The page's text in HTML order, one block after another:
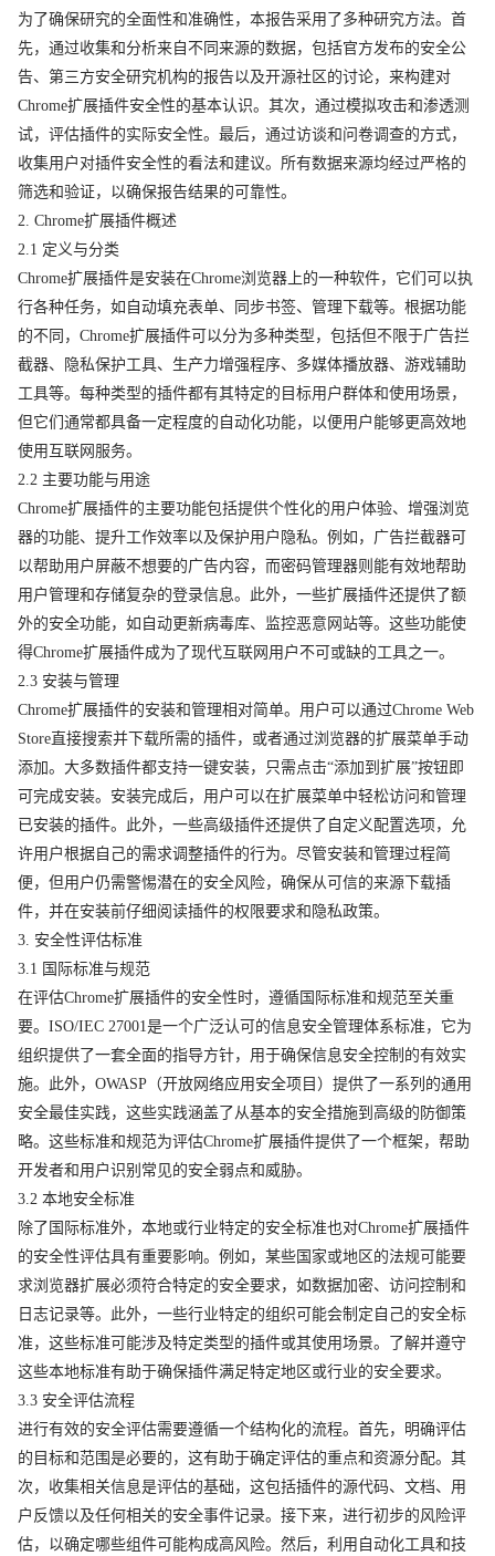
为了确保研究的全面性和准确性，本报告采用了多种研究方法。首
先，通过收集和分析来自不同来源的数据，包括官方发布的安全公
告、第三方安全研究机构的报告以及开源社区的讨论，来构建对
Chrome扩展插件安全性的基本认识。其次，通过模拟攻击和渗透测
试，评估插件的实际安全性。最后，通过访谈和问卷调查的方式，
收集用户对插件安全性的看法和建议。所有数据来源均经过严格的
筛选和验证，以确保报告结果的可靠性。
2. Chrome扩展插件概述
2.1 定义与分类
Chrome扩展插件是安装在Chrome浏览器上的一种软件，它们可以执
行各种任务，如自动填充表单、同步书签、管理下载等。根据功能
的不同，Chrome扩展插件可以分为多种类型，包括但不限于广告拦
截器、隐私保护工具、生产力增强程序、多媒体播放器、游戏辅助
工具等。每种类型的插件都有其特定的目标用户群体和使用场景，
但它们通常都具备一定程度的自动化功能，以便用户能够更高效地
使用互联网服务。
2.2 主要功能与用途
Chrome扩展插件的主要功能包括提供个性化的用户体验、增强浏览
器的功能、提升工作效率以及保护用户隐私。例如，广告拦截器可
以帮助用户屏蔽不想要的广告内容，而密码管理器则能有效地帮助
用户管理和存储复杂的登录信息。此外，一些扩展插件还提供了额
外的安全功能，如自动更新病毒库、监控恶意网站等。这些功能使
得Chrome扩展插件成为了现代互联网用户不可或缺的工具之一。
2.3 安装与管理
Chrome扩展插件的安装和管理相对简单。用户可以通过Chrome Web
Store直接搜索并下载所需的插件，或者通过浏览器的扩展菜单手动
添加。大多数插件都支持一键安装，只需点击“添加到扩展”按钮即
可完成安装。安装完成后，用户可以在扩展菜单中轻松访问和管理
已安装的插件。此外，一些高级插件还提供了自定义配置选项，允
许用户根据自己的需求调整插件的行为。尽管安装和管理过程简
便，但用户仍需警惕潜在的安全风险，确保从可信的来源下载插
件，并在安装前仔细阅读插件的权限要求和隐私政策。
3. 安全性评估标准
3.1 国际标准与规范
在评估Chrome扩展插件的安全性时，遵循国际标准和规范至关重
要。ISO/IEC 27001是一个广泛认可的信息安全管理体系标准，它为
组织提供了一套全面的指导方针，用于确保信息安全控制的有效实
施。此外，OWASP（开放网络应用安全项目）提供了一系列的通用
安全最佳实践，这些实践涵盖了从基本的安全措施到高级的防御策
略。这些标准和规范为评估Chrome扩展插件提供了一个框架，帮助
开发者和用户识别常见的安全弱点和威胁。
3.2 本地安全标准
除了国际标准外，本地或行业特定的安全标准也对Chrome扩展插件
的安全性评估具有重要影响。例如，某些国家或地区的法规可能要
求浏览器扩展必须符合特定的安全要求，如数据加密、访问控制和
日志记录等。此外，一些行业特定的组织可能会制定自己的安全标
准，这些标准可能涉及特定类型的插件或其使用场景。了解并遵守
这些本地标准有助于确保插件满足特定地区或行业的安全要求。
3.3 安全评估流程
进行有效的安全评估需要遵循一个结构化的流程。首先，明确评估
的目标和范围是必要的，这有助于确定评估的重点和资源分配。其
次，收集相关信息是评估的基础，这包括插件的源代码、文档、用
户反馈以及任何相关的安全事件记录。接下来，进行初步的风险评
估，以确定哪些组件可能构成高风险。然后，利用自动化工具和技